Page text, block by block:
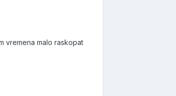
vremena malo raskopat